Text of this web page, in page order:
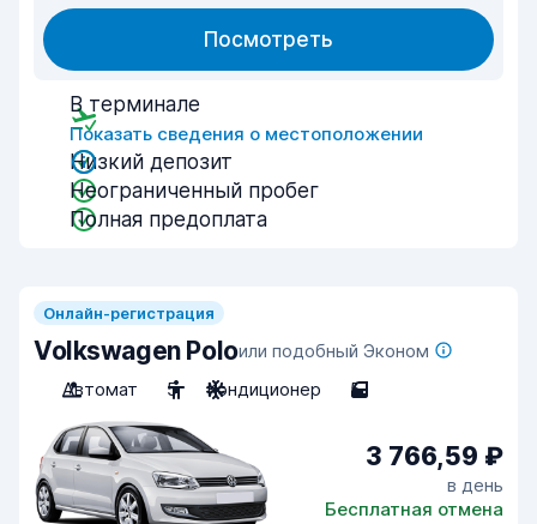
Посмотреть
В терминале
Показать сведения о местоположении
Низкий депозит
Неограниченный пробег
Полная предоплата
Онлайн-регистрация
Volkswagen Poloили подобный Эконом
Автомат
5 Кондиционер 5
3 766,59 ₽
в день
Бесплатная отмена